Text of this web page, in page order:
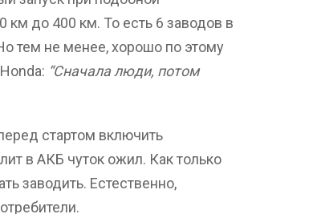
км до 400 км. То есть 6 заводов в
тем не менее, хорошо по этому
“Сначала люди, потом
стартом включить
в АКБ чуток ожил. Как только
заводить. Естественно,